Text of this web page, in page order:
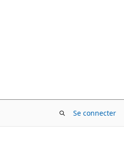
Se connecter